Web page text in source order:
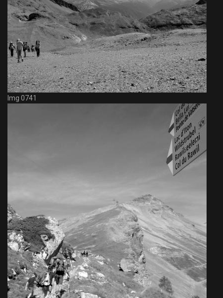
Img 0741